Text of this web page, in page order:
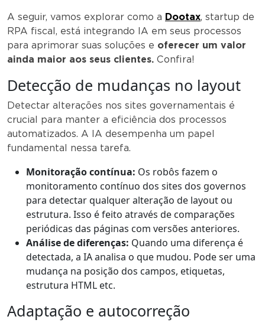
A seguir, vamos explorar como a Dootax, startup de
RPA fiscal, está integrando IA em seus processos
para aprimorar suas soluções e oferecer um valor
ainda maior aos seus clientes. Confira!
Detecção de mudanças no layout
Detectar alterações nos sites governamentais é
crucial para manter a eficiência dos processos
automatizados. A IA desempenha um papel
fundamental nessa tarefa.
Monitoração contínua: Os robôs fazem o
monitoramento contínuo dos sites dos governos
para detectar qualquer alteração de layout ou
estrutura. Isso é feito através de comparações
periódicas das páginas com versões anteriores.
Análise de diferenças: Quando uma diferença é
detectada, a IA analisa o que mudou. Pode ser uma
mudança na posição dos campos, etiquetas,
estrutura HTML etc.
Adaptação e autocorreção